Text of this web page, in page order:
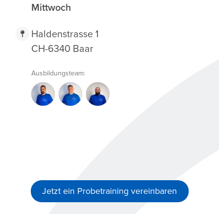
Mittwoch
Haldenstrasse 1
CH-6340 Baar
Ausbildungsteam:
AS PS SA
Jetzt ein Probetraining vereinbaren